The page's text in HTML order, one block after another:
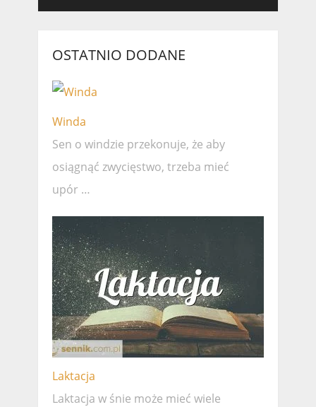
OSTATNIO DODANE
Winda
Sen o windzie przekonuje, że ​​aby
osiągnąć zwycięstwo, trzeba mieć
upór …
Laktacja
Laktacja w śnie może mieć wiele